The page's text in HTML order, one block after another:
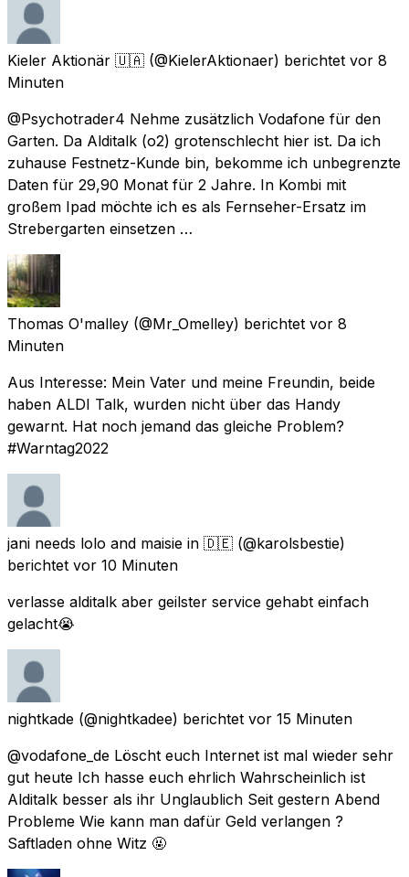
Kieler Aktionär 🇺🇦 (@KielerAktionaer) berichtet vor 8
Minuten
@Psychotrader4 Nehme zusätzlich Vodafone für den
Garten. Da Alditalk (o2) grotenschlecht hier ist. Da ich
zuhause Festnetz-Kunde bin, bekomme ich unbegrenzte
Daten für 29,90 Monat für 2 Jahre. In Kombi mit
großem Ipad möchte ich es als Fernseher-Ersatz im
Strebergarten einsetzen …
Thomas O'malley (@Mr_Omelley) berichtet vor 8
Minuten
Aus Interesse: Mein Vater und meine Freundin, beide
haben ALDI Talk, wurden nicht über das Handy
gewarnt. Hat noch jemand das gleiche Problem?
#Warntag2022
jani needs lolo and maisie in 🇩🇪 (@karolsbestie)
berichtet vor 10 Minuten
verlasse alditalk aber geilster service gehabt einfach
gelacht😭
nightkade (@nightkadee) berichtet vor 15 Minuten
@vodafone_de Löscht euch Internet ist mal wieder sehr
gut heute Ich hasse euch ehrlich Wahrscheinlich ist
Alditalk besser als ihr Unglaublich Seit gestern Abend
Probleme Wie kann man dafür Geld verlangen ?
Saftladen ohne Witz 🤬